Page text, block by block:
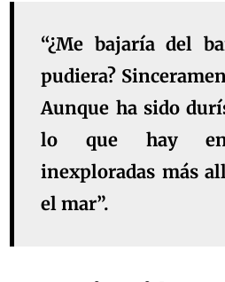
“¿Me bajaría del
pudiera?
Aunque ha sido
lo que hay
inexploradas más
el mar”.